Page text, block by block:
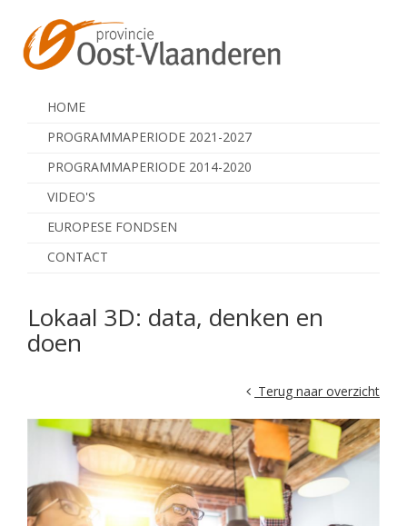
HOME
PROGRAMMAPERIODE 2021-2027
PROGRAMMAPERIODE 2014-2020
VIDEO'S
EUROPESE FONDSEN
CONTACT
Lokaal 3D: data, denken en
doen
Terug naar overzicht